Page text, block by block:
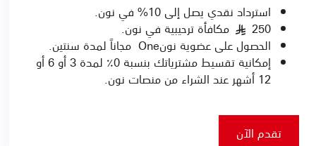
استرداد نقدي يصل إلى 10% في نون.
250
§ مكافأة ترحيبية في نون.
الحصول على عضوية نونOne مجاناً لمدة سنتين.
إمكانية تقسيط مشترياتك بنسبة 0٪ لمدة 3 أو 6 أو
12 أشهر عند الشراء من منصات نون.
تقدم الآن